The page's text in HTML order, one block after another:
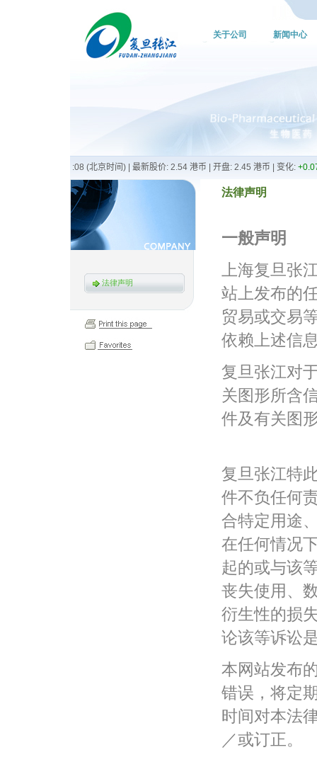
关于公司 新闻中心
法律声明
法律声明
一般声明
上海复旦张
站上发布的
贸易或交易
依赖上述信
复旦张江对
关图形所含
件及有关图
复旦张江特
件不负任何
合特定用途
在任何情况
起的或与该
丧失使用、
衍生性的损
论该等诉讼
本网站发布
错误，将定
时间对本法
／或订正。